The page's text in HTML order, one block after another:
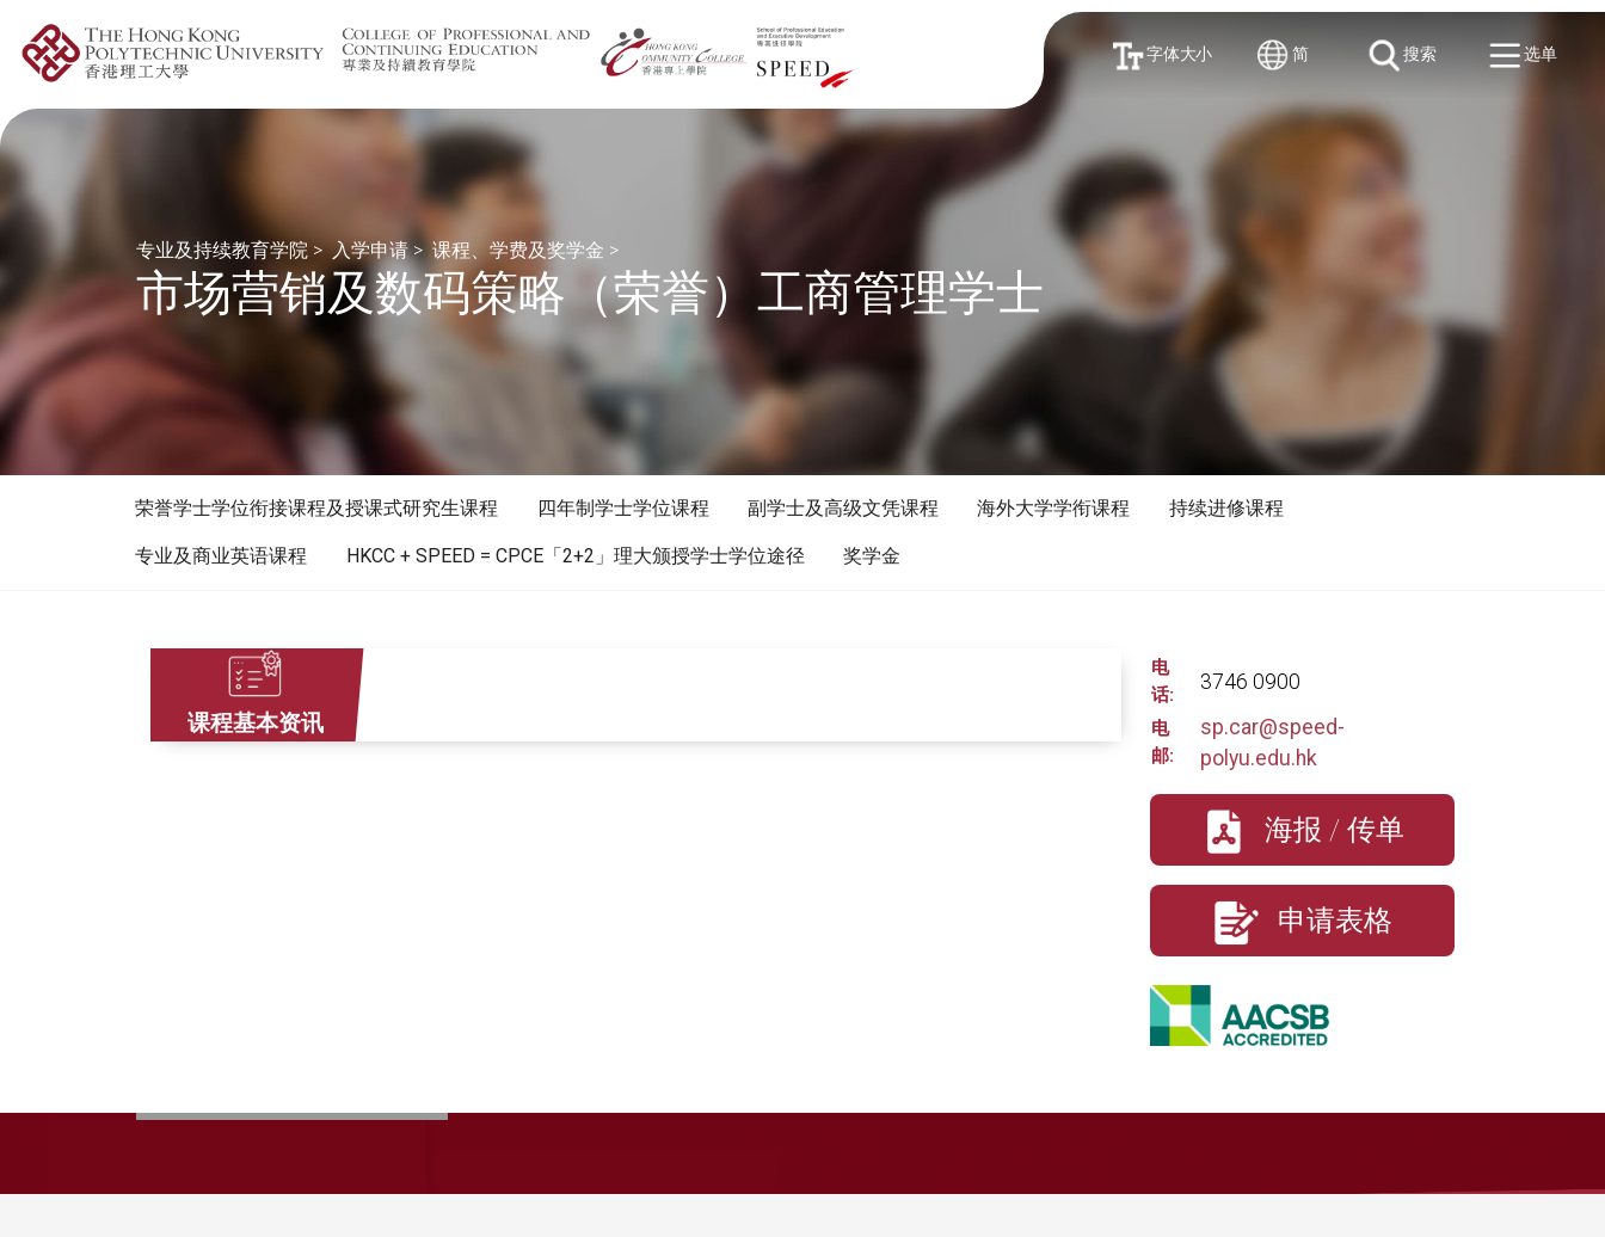
字体大小 简 搜索 选单
专业及持续教育学院 > 入学申请> 课程、学费及奖学金 >
市场营销及数码策略（荣誉）工商管理学士
荣誉学士学位衔接课程及授课式研究生课程 四年制学士学位课程 副学士及高级文凭课程 海外大学学衔课程 持续进修课程
专业及商业英语课程 HKCC + SPEED = CPCE「2+2」理大颁授学士学位途径 奖学金
课程基本资讯
电
话:
3746 0900
电
邮:
sp.car@speed-
polyu.edu.hk
海报 / 传单
申请表格